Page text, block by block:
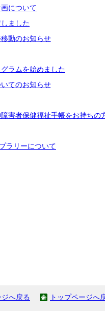
について
ました
動のお知らせ
ラムを始めました
てのお知らせ
害者保健福祉手帳をお持ちの
ラリーについて
へ戻る トップページへ